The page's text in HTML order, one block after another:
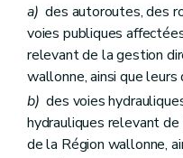
a) des autoroutes, des
voies publiques
relevant de la gestion
wallonne, ainsi que leurs
b) des voies
hydrauliques relevant
de la Région wallonne,